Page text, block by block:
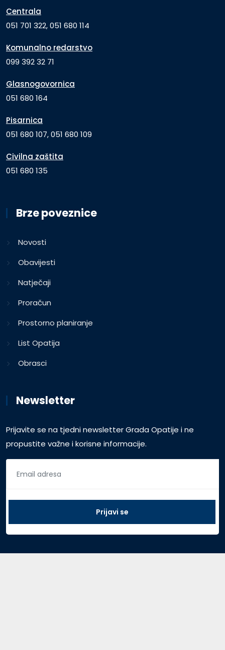
Centrala
051 701 322, 051 680 114
Komunalno redarstvo
099 392 32 71
Glasnogovornica
051 680 164
Pisarnica
051 680 107, 051 680 109
Civilna zaštita
051 680 135
Brze poveznice
Novosti
Obavijesti
Natječaji
Proračun
Prostorno planiranje
List Opatija
Obrasci
Newsletter
Prijavite se na tjedni newsletter Grada Opatije i ne
propustite važne i korisne informacije.